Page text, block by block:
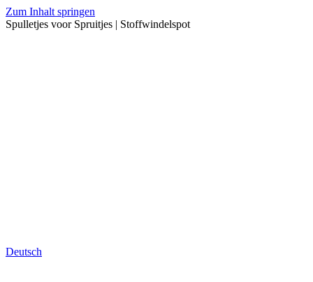
Zum Inhalt springen
Spulletjes voor Spruitjes | Stoffwindelspot
Deutsch